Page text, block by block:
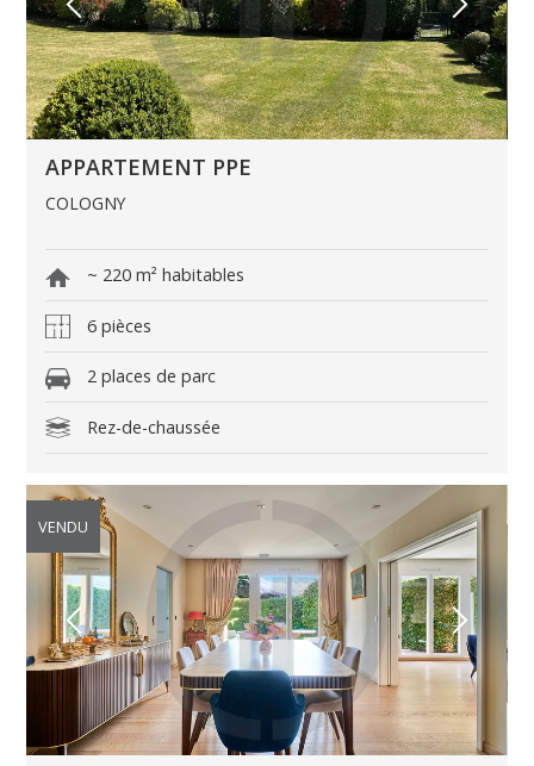
APPARTEMENT PPE
COLOGNY
~ 220 m² habitables
6 pièces
2 places de parc
Rez-de-chaussée
VENDU